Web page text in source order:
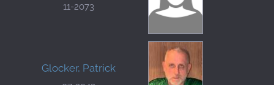
11-2073
Glocker, Patrick